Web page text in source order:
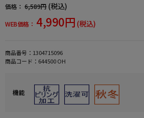
価格： 6,589円 (税込)
WEB価格： 4,990円 (税込)
商品番号： 1304715096
商品コード： 644500 OH
機能